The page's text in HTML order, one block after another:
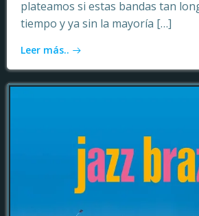
plateamos si estas bandas tan
tiempo y ya sin la mayoría […]
Leer más..